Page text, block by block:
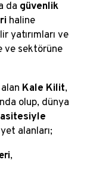
da güvenlik
haline
yatırımları ve
ve sektörüne
Kale Kilit,
olup, dünya
alanları;
,